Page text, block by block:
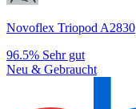
Novoflex Triopod A2830
96.5% Sehr gut
Neu & Gebraucht